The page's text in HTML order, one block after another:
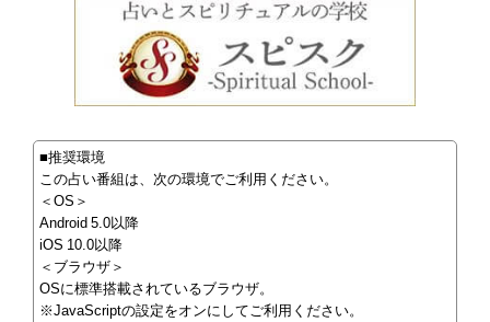
■推奨環境
この占い番組は、次の環境でご利用ください。
＜OS＞
Android 5.0以降
iOS 10.0以降
＜ブラウザ＞
OSに標準搭載されているブラウザ。
※JavaScriptの設定をオンにしてご利用ください。